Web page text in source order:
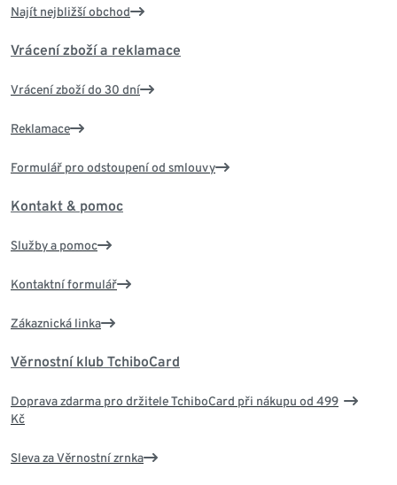
Najít nejbližší obchod
Vrácení zboží a reklamace
Vrácení zboží do 30 dní
Reklamace
Formulář pro odstoupení od smlouvy
Kontakt & pomoc
Služby a pomoc
Kontaktní formulář
Zákaznická linka
Věrnostní klub TchiboCard
Doprava zdarma pro držitele TchiboCard při nákupu od 499
Kč
Sleva za Věrnostní zrnka